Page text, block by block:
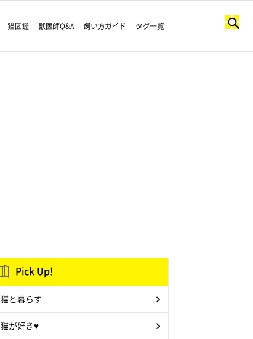
猫図鑑 獣医師Q&A 飼い方ガイド タグ一覧
Pick Up!
猫と暮らす
猫が好き♥